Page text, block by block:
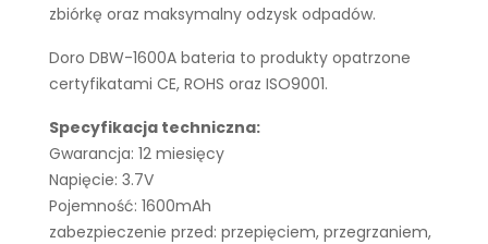
zbiórkę oraz maksymalny odzysk odpadów.
Doro DBW-1600A bateria to produkty opatrzone
certyfikatami CE, ROHS oraz ISO9001.
Specyfikacja techniczna:
Gwarancja: 12 miesięcy
Napięcie: 3.7V
Pojemność: 1600mAh
zabezpieczenie przed: przepięciem, przegrzaniem,